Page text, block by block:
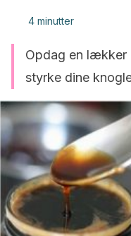
4 minutter
Opdag en lækker
styrke dine